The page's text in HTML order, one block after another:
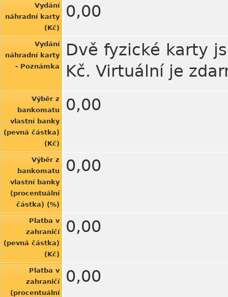
Vydání
náhradní karty
(Kč)
0,00
Vydání
náhradní karty
- Poznámka
Dvě fyzické karty
Kč. Virtuální je
Výběr z
bankomatu
vlastní banky
(pevná částka)
(Kč)
0,00
Výběr z
bankomatu
vlastní banky
(procentuální
částka) (%)
0,00
Platba v
zahraničí
(pevná částka)
(Kč)
0,00
Platba v
zahraničí
(procentuální
0,00